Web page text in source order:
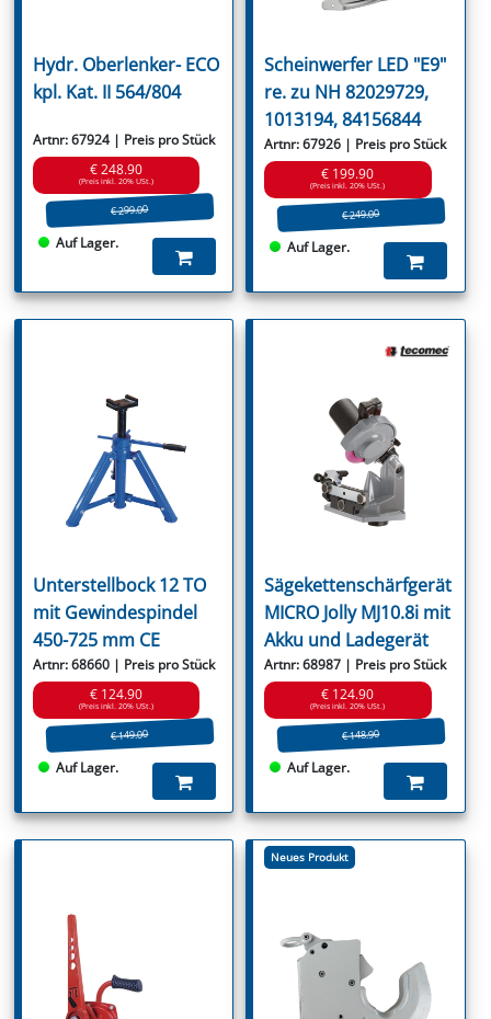
Hydr. Oberlenker- ECO
kpl. Kat. II 564/804
Artnr: 67924 | Preis pro Stück
€ 248.90
(Preis inkl. 20% USt.)
€ 299.00
Auf Lager.
Scheinwerfer LED "E9"
re. zu NH 82029729,
1013194, 84156844
Artnr: 67926 | Preis pro Stück
€ 199.90
(Preis inkl. 20% USt.)
€ 249.00
Auf Lager.
Unterstellbock 12 TO
mit Gewindespindel
450-725 mm CE
Artnr: 68660 | Preis pro Stück
€ 124.90
(Preis inkl. 20% USt.)
€ 149.00
Auf Lager.
Sägekettenschärfgerät
MICRO Jolly MJ10.8i mit
Akku und Ladegerät
Artnr: 68987 | Preis pro Stück
€ 124.90
(Preis inkl. 20% USt.)
€ 148.90
Auf Lager.
Neues Produkt